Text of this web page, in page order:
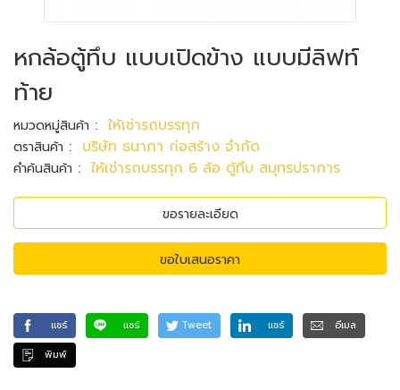
หกล้อตู้ทึบ แบบเปิดข้าง แบบมีลิฟท์
ท้าย
หมวดหมู่สินค้า :ให้เช่ารถบรรทุก
ตราสินค้า : บริษัท ธนาภา ก่อสร้าง จำกัด
คำค้นสินค้า :ให้เช่ารถบรรทุก 6 ล้อ ตู้ทึบ สมุทรปราการ
ขอรายละเอียด
ขอใบเสนอราคา
แชร์ แชร์ Tweet แชร์
อีเมล
พิมพ์